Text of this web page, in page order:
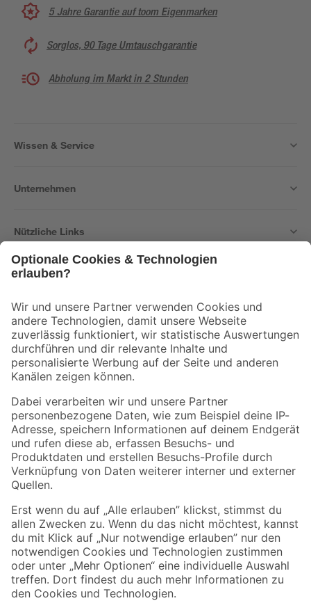
5 Jahre Garantie auf toom Eigenmarken
Sorglos, 90 Tage Umtauschgarantie
Abholung im Markt in 2 Stunden
Wissen & Service
Unternehmen
Nützliche Links
Der toom Newsletter: Keine Angebote und Aktionen mehr verpassen!
Zur Newsletter Anmeldung
Folge uns
Zahlungsarten Versandarten
Sicher einkaufen
Jetzt die toom-App herunterladen